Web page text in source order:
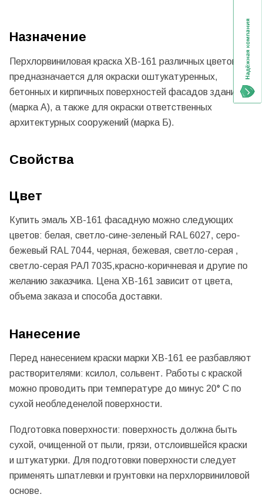
Назначение
Перхлорвиниловая краска ХВ-161 различных цветов
предназначается для окраски оштукатуренных,
бетонных и кирпичных поверхностей фасадов зданий
(марка А), а также для окраски ответственных
архитектурных сооружений (марка Б).
Свойства
Цвет
Купить эмаль ХВ-161 фасадную можно следующих
цветов: белая, светло-сине-зеленый RAL 6027, серо-
бежевый RAL 7044, черная, бежевая, светло-серая ,
светло-серая РАЛ 7035,красно-коричневая и другие по
желанию заказчика. Цена ХВ-161 зависит от цвета,
объема заказа и способа доставки.
Нанесение
Перед нанесением краски марки ХВ-161 ее разбавляют
растворителями: ксилол, сольвент. Работы с краской
можно проводить при температуре до минус 20° С по
сухой необледенелой поверхности.
Подготовка поверхности: поверхность должна быть
сухой, очищенной от пыли, грязи, отслоившейся краски
и штукатурки. Для подготовки поверхности следует
применять шпатлевки и грунтовки на перхлорвиниловой
основе.